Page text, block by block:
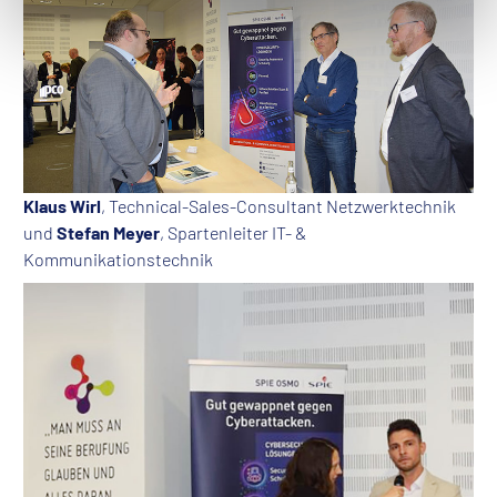
Klaus Wirl, Technical-Sales-Consultant Netzwerktechnik
und Stefan Meyer, Spartenleiter IT- &
Kommunikationstechnik